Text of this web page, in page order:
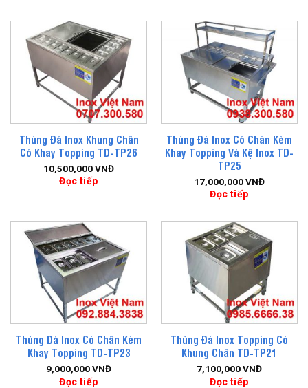
Thùng Đá Inox Khung Chân
Có Khay Topping TD-TP26
10,500,000VNĐ
Đọc tiếp
Thùng Đá Inox Có Chân Kèm
Khay Topping Và Kệ Inox TD-
TP25
17,000,000VNĐ
Đọc tiếp
Thùng Đá Inox Có Chân Kèm
Khay Topping TD-TP23
9,000,000VNĐ
Đọc tiếp
Thùng Đá Inox Topping Có
Khung Chân TD-TP21
7,100,000VNĐ
Đọc tiếp